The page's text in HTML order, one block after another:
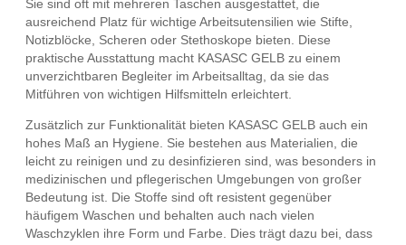
Sie sind oft mit mehreren Taschen ausgestattet, die
ausreichend Platz für wichtige Arbeitsutensilien wie Stifte,
Notizblöcke, Scheren oder Stethoskope bieten. Diese
praktische Ausstattung macht KASASC GELB zu einem
unverzichtbaren Begleiter im Arbeitsalltag, da sie das
Mitführen von wichtigen Hilfsmitteln erleichtert.
Zusätzlich zur Funktionalität bieten KASASC GELB auch ein
hohes Maß an Hygiene. Sie bestehen aus Materialien, die
leicht zu reinigen und zu desinfizieren sind, was besonders in
medizinischen und pflegerischen Umgebungen von großer
Bedeutung ist. Die Stoffe sind oft resistent gegenüber
häufigem Waschen und behalten auch nach vielen
Waschzyklen ihre Form und Farbe. Dies trägt dazu bei, dass